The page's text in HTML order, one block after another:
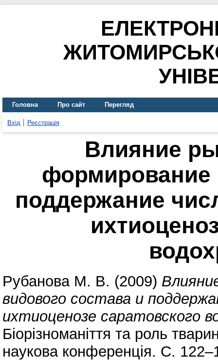
Головна Про сайт Перегляд
Вхід Реєстрація
Влияние
формирование
поддержание
Рубанова М. В. (2009)
видового состава и
ихтиоценозе саратовского
Біорізноманіття та роль
наукова конференція. С.